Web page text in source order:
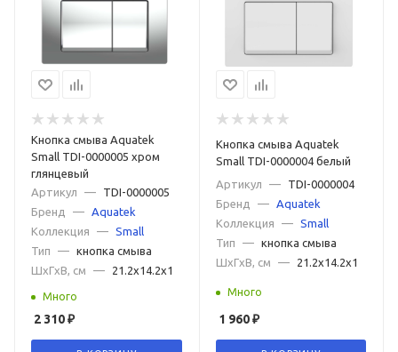
Кнопка смыва Aquatek
Small TDI-0000005 хром
глянцевый
Артикул
—
TDI-0000005
Бренд
— Aquatek
Коллекция
— Small
Тип
— кнопка смыва
ШxГxВ, см
— 21.2x14.2x1
Много
2 310₽
Кнопка смыва Aquatek
Small TDI-0000004 белый
Артикул
—
TDI-0000004
Бренд
—
Aquatek
Коллекция
—
Small
Тип
—
кнопка смыва
ШxГxВ, см
— 21.2x14.2x1
Много
1 960₽